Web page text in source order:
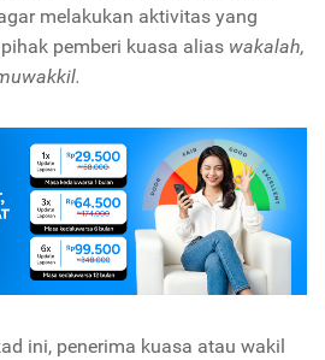
melakukan aktivitas yang
pemberi kuasa alias wakalah,
ini, penerima kuasa atau wakil